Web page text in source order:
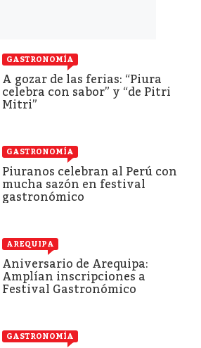
GASTRONOMÍA
A gozar de las ferias: “Piura
celebra con sabor” y “de Pitri
Mitri”
GASTRONOMÍA
Piuranos celebran al Perú con
mucha sazón en festival
gastronómico
AREQUIPA
Aniversario de Arequipa:
Amplían inscripciones a
Festival Gastronómico
GASTRONOMÍA